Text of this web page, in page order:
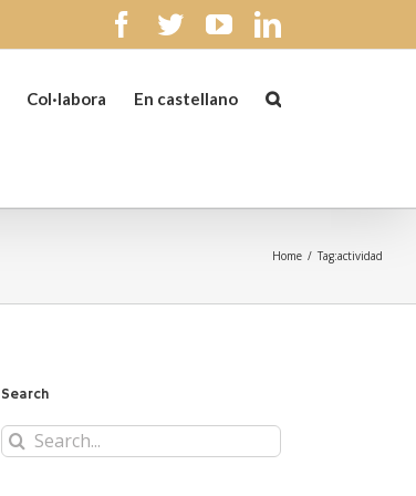
facebook
twitteryoutubelinkedin
Col·labora En castellano
Home / Tag:actividad
Search
Search
for: